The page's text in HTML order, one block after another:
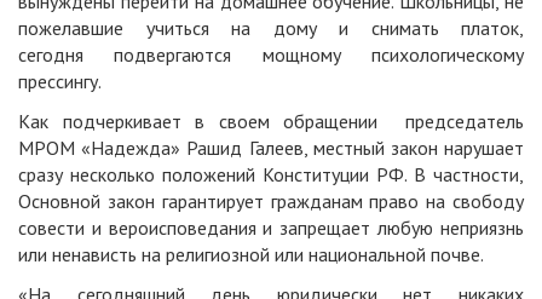
пожелавшие учиться на дому и снимать платок,
сегодняподвергаются мощному психологическому
прессингу.
Как подчеркивает в своем обращении председатель
МРОМ «Надежда» Рашид Галеев, местный закон нарушает
сразу несколько положений Конституции РФ. В частности,
Основной закон гарантирует гражданам право на свободу
совести и вероисповедания и запрещает любую неприязнь
или ненависть на религиозной или национальной почве.